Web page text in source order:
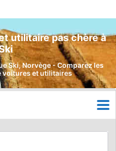
utilitaire pas chère à
Ski, Norvège - Comparez les
voitures et utilitaires